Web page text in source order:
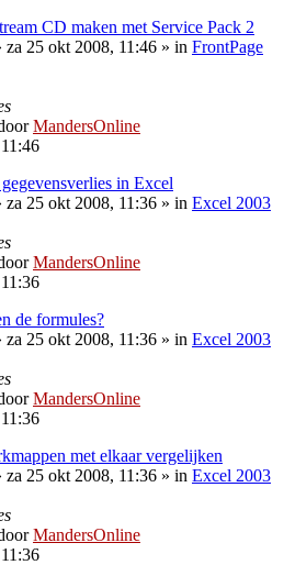
CD maken met Service Pack 2
za 25 okt 2008, 11:46 » in FrontPage
MandersOnline
in Excel
za 25 okt 2008, 11:36 » in Excel 2003
MandersOnline
de formules?
za 25 okt 2008, 11:36 » in Excel 2003
MandersOnline
met elkaar vergelijken
za 25 okt 2008, 11:36 » in Excel 2003
MandersOnline